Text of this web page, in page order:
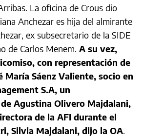
La oficina de Crous dio
Anchezar es hija del almirante
ex subsecretario de la SIDE
de Carlos Menem. A su vez,
con representación de
María Sáenz Valiente, socio en
S.A, un
Agustina Olivero Majdalani,
de la AFI durante el
Silvia Majdalani, dijo la OA.